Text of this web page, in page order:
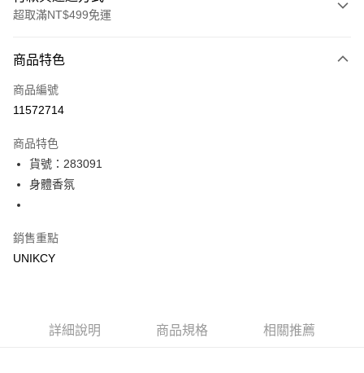
超取滿NT$499免運
icash Pay
信用卡一次付款
LINE Pay
Apple Pay
商品特色
商品編號
11572714
商品特色
貨號：283091
身體香氛
銷售重點
UNIKCY
詳細說明 商品規格 相關推薦